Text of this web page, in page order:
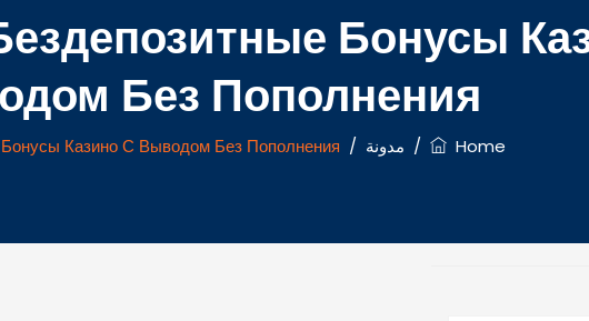
Бонусы
Без Пополнения
Home
/ مدونة /
Казино С Выводом Без Пополнения